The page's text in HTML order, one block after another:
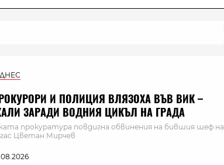
И ПОЛИЦИЯ ВЛЯЗОХА ВЪВ ВИК –
ЗАРАДИ ВОДНИЯ ЦИКЪЛ НА ГРАДА
прокуратура повдигна обвинения на бившия шеф на
Цветан Мирчев